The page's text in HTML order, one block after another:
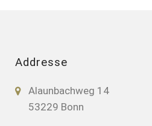
Addresse
Alaunbachweg 14
53229 Bonn